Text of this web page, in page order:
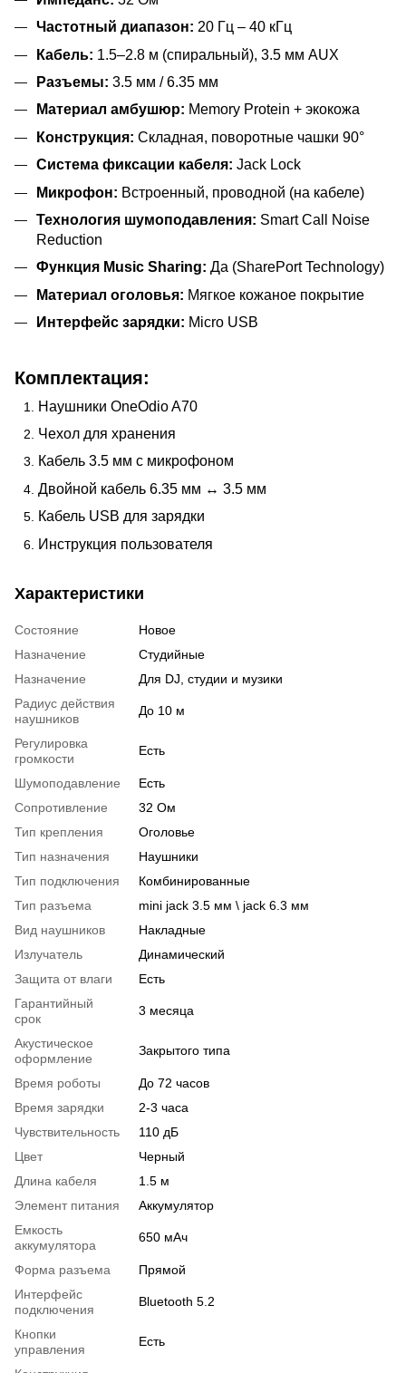
Частотный диапазон: 20 Гц – 40 кГц
Кабель: 1.5–2.8 м (спиральный), 3.5 мм AUX
Разъемы: 3.5 мм / 6.35 мм
Материал амбушюр: Memory Protein + экокожа
Конструкция: Складная, поворотные чашки 90°
Система фиксации кабеля: Jack Lock
Микрофон: Встроенный, проводной (на кабеле)
Технология шумоподавления: Smart Call Noise
Reduction
Функция Music Sharing: Да (SharePort Technology)
Материал оголовья: Мягкое кожаное покрытие
Интерфейс зарядки: Micro USB
Комплектация:
Наушники OneOdio A70
Чехол для хранения
Кабель 3.5 мм с микрофоном
Двойной кабель 6.35 мм ↔ 3.5 мм
Кабель USB для зарядки
Инструкция пользователя
Характеристики
Состояние
Новое
Назначение
Студийные
Назначение
Для DJ, студии и музики
Радиус действия
наушников
До 10 м
Регулировка
громкости
Есть
Шумоподавление
Есть
Сопротивление
32 Ом
Тип крепления
Оголовье
Тип назначения
Наушники
Тип подключения
Комбинированные
Тип разъема
mini jack 3.5 мм \ jack 6.3 мм
Вид наушников
Накладные
Излучатель
Динамический
Защита от влаги
Есть
Гарантийный
срок
3 месяца
Акустическое
оформление
Закрытого типа
Время роботы
До 72 часов
Время зарядки
2-3 часа
Чувствительность
110 дБ
Цвет
Черный
Длина кабеля
1.5 м
Элемент питания
Аккумулятор
Емкость
аккумулятора
650 мАч
Форма разъема
Прямой
Интерфейс
подключения
Bluetooth 5.2
Кнопки
управления
Есть